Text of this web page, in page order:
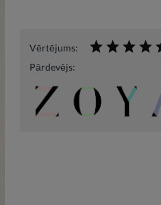
Vērtējums:
Pārdevējs: